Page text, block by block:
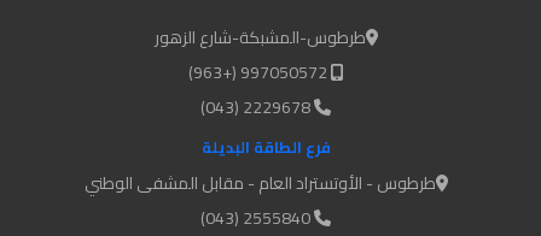
طرطوس-المشبكة-شارع الزهور
2229678 (043)
فرع الطاقة البديلة
طرطوس - الأوتستراد العام - مقابل المشفى الوطني
2555840 (043)